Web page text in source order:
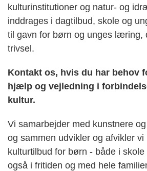
kulturinstitutioner og natur- og
inddrages i dagtilbud, skole og
til gavn for børn og unges læring,
trivsel.
Kontakt os, hvis du har behov
hjælp og vejledning i
kultur.
Vi samarbejder med kunstnere
og sammen udvikler og afvikler vi
kulturtilbud for børn - både i
også i fritiden og med hele